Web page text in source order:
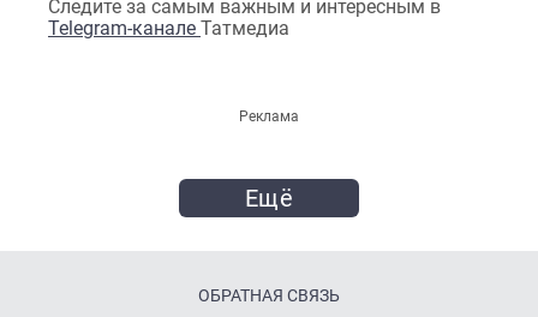
Следите за самым важным и интересным в
Telegram-канале Татмедиа
Реклама
Ещё
ОБРАТНАЯ СВЯЗЬ